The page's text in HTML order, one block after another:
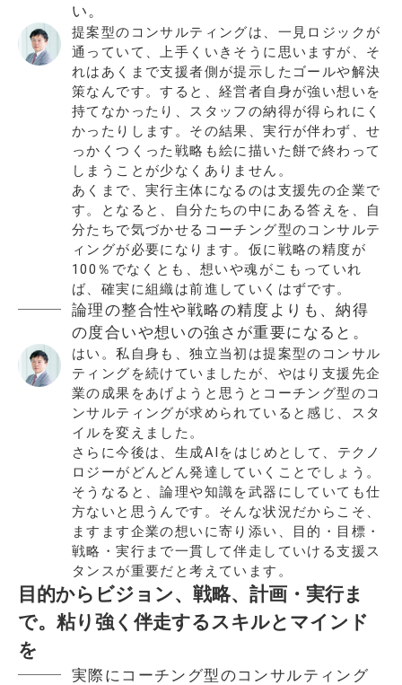
い。
提案型のコンサルティングは、一見ロジックが
通っていて、上手くいきそうに思いますが、そ
れはあくまで支援者側が提示したゴールや解決
策なんです。すると、経営者自身が強い想いを
持てなかったり、スタッフの納得が得られにく
かったりします。その結果、実行が伴わず、せ
っかくつくった戦略も絵に描いた餅で終わって
しまうことが少なくありません。
あくまで、実行主体になるのは支援先の企業で
す。となると、自分たちの中にある答えを、自
分たちで気づかせるコーチング型のコンサルテ
ィングが必要になります。仮に戦略の精度が
100％でなくとも、想いや魂がこもっていれ
ば、確実に組織は前進していくはずです。
論理の整合性や戦略の精度よりも、納得
の度合いや想いの強さが重要になると。
はい。私自身も、独立当初は提案型のコンサル
ティングを続けていましたが、やはり支援先企
業の成果をあげようと思うとコーチング型のコ
ンサルティングが求められていると感じ、スタ
イルを変えました。
さらに今後は、生成AIをはじめとして、テクノ
ロジーがどんどん発達していくことでしょう。
そうなると、論理や知識を武器にしていても仕
方ないと思うんです。そんな状況だからこそ、
ますます企業の想いに寄り添い、目的・目標・
戦略・実行まで一貫して伴走していける支援ス
タンスが重要だと考えています。
目的からビジョン、戦略、計画・実行ま
で。粘り強く伴走するスキルとマインド
を
実際にコーチング型のコンサルティング